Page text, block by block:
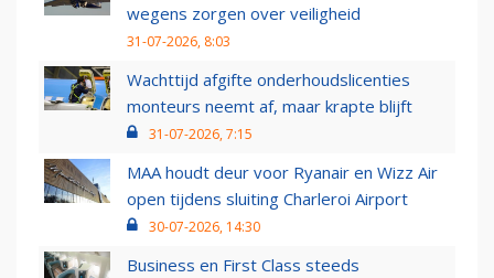
wegens zorgen over veiligheid
31-07-2026, 8:03
Wachttijd afgifte onderhoudslicenties
monteurs neemt af, maar krapte blijft
31-07-2026, 7:15
MAA houdt deur voor Ryanair en Wizz Air
open tijdens sluiting Charleroi Airport
30-07-2026, 14:30
Business en First Class steeds